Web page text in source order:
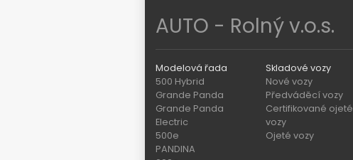
AUTO - Rolný v.o.s.
Modelová řada
500 Hybrid
Grande Panda
Grande Panda
Electric
500e
PANDINA
Skladové vozy
Nové vozy
Předváděcí vozy
Certifikované ojeté
vozy
Ojeté vozy